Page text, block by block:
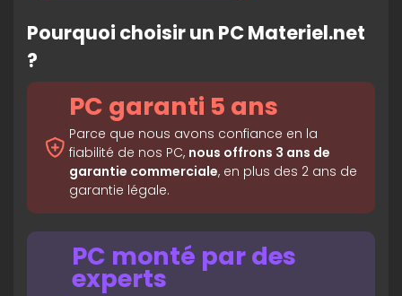
Pourquoi choisir un PC Materiel.net
?
PC garanti 5 ans
Parce que nous avons confiance en la
fiabilité de nos PC, nous offrons 3 ans de
garantie commerciale, en plus des 2 ans de
garantie légale.
PC monté par des
experts